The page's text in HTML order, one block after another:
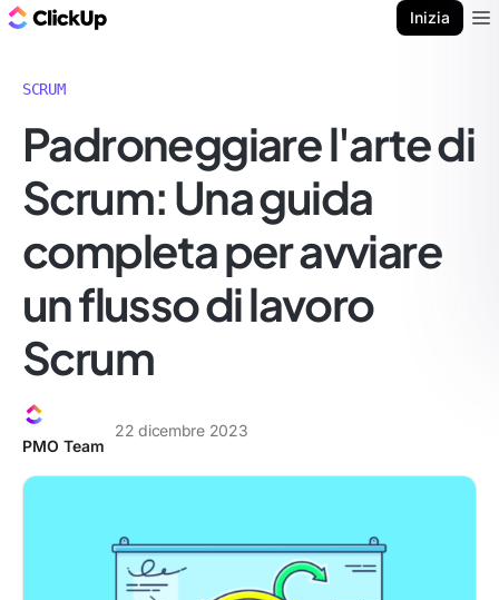
Inizia
SCRUM
Padroneggiare l'arte di
Scrum: Una guida
completa per avviare
un flusso di lavoro
Scrum
PMO Team
22 dicembre 2023